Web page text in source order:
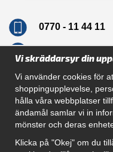
0770 - 11 44 11
Navigation
Hur beställer jag
Gör Det Själv Paket
Vi skräddarsyr din
Vi använder cookies för
shoppingupplevelse,
hålla våra webbplatser
ändamål samlar vi in
mönster och deras
Klicka på "Okej" om du